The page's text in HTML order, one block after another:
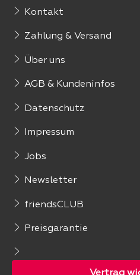
Kontakt
Zahlung & Versand
Über uns
AGB & Kundeninfos
Datenschutz
Impressum
Jobs
Newsletter
friendsCLUB
Preisgarantie